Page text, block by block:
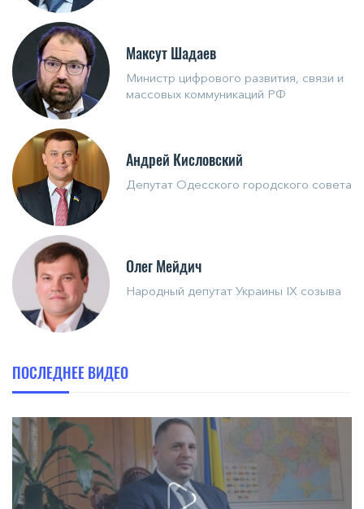
Максут Шадаев
Министр цифрового развития, связи и
массовых коммуникаций РФ
Андрей Кисловский
Депутат Одесского городского совета
Олег Мейдич
Народный депутат Украины IX созыва
ПОСЛЕДНЕЕ ВИДЕО